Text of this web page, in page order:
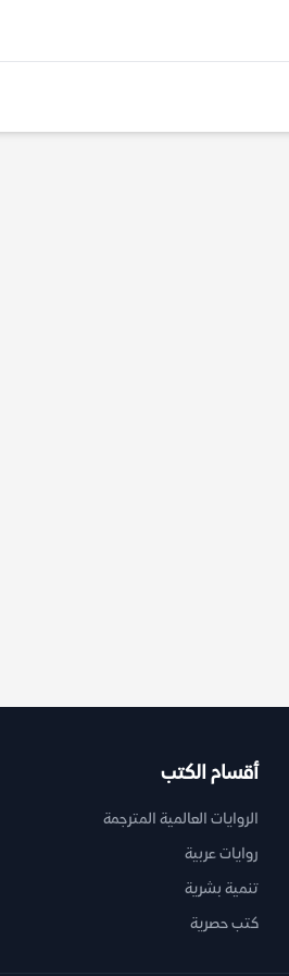
أقسام الكتب
الروايات العالمية المترجمة
روايات عربية
تنمية بشرية
كتب حصرية